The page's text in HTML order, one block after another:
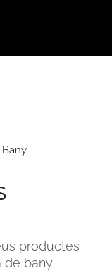
productes
de bany